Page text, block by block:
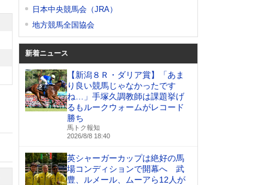
日本中央競馬会（JRA）
地方競馬全国協会
新着ニュース
【新潟８Ｒ・ダリア賞】「あま
り良い競馬じゃなかったです
ね…」手塚久調教師は課題挙げ
るもルークウォームがレコード
勝ち
馬トク報知
2026/8/8 18:40
英シャーガーカップは絶好の馬
場コンディションで開幕へ 武
豊、ルメール、ムーアら12人が